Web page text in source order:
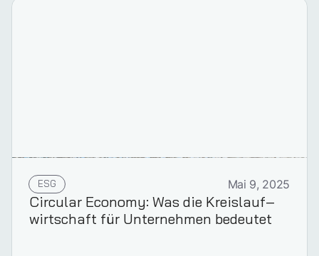
ESG Mai 9, 2025
Circular Economy: Was die Kreislauf­­­
wirtschaft für Unternehmen bedeutet